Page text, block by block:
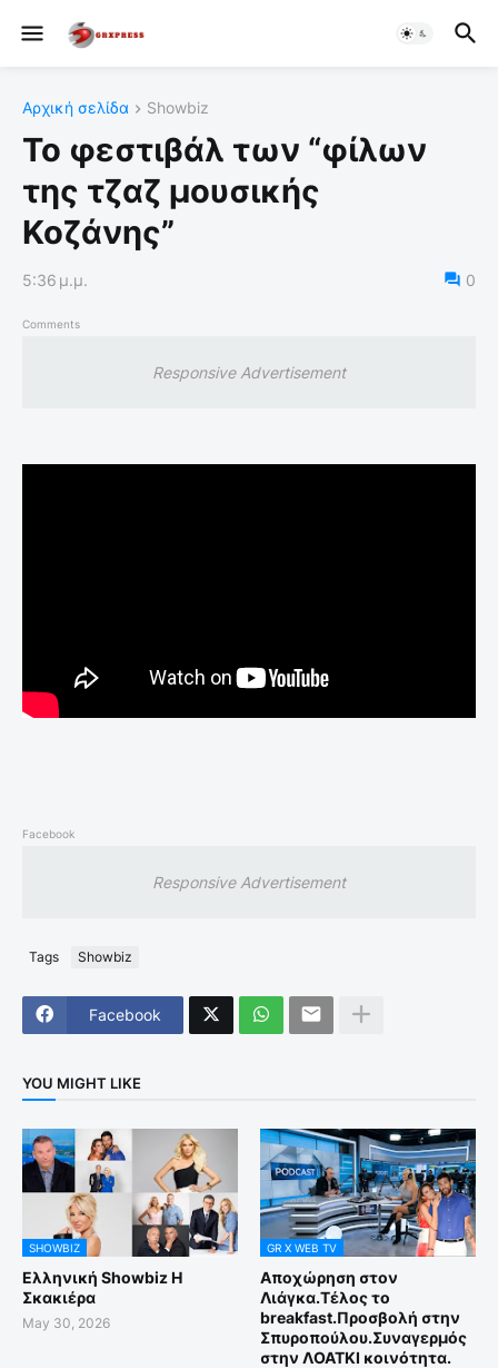
Αρχική σελίδα Showbiz
Το φεστιβάλ των “φίλων
της τζαζ μουσικής
Κοζάνης”
5:36 μ.μ. 0
Comments
Responsive Advertisement
Facebook
Responsive Advertisement
Tags Showbiz
Facebook
YOU MIGHT LIKE
SHOWBIZ
Ελληνική Showbiz Η
Σκακιέρα
May 30, 2026
GR X WEB TV
Αποχώρηση στον
Λιάγκα.Τέλος το
breakfast.Προσβολή στην
Σπυροπούλου.Συναγερμός
στην ΛΟΑΤΚΙ κοινότητα.